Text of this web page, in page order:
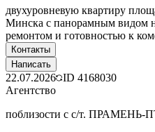
двухуровневую квартиру
Минска с панорамным видом
ремонтом и готовностью к
Контакты
Написать
22.07.2026 ID 4168030
Агентство
поблизости с с/т. ПРАМЕНЬ-